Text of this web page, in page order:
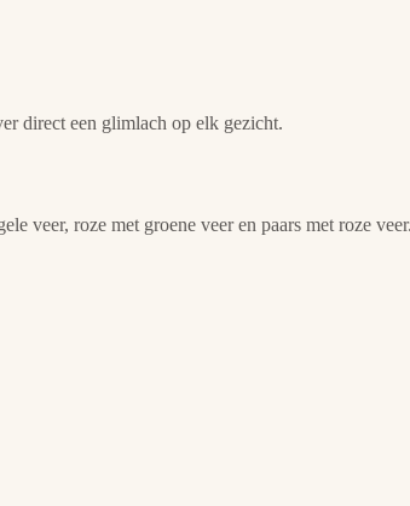
direct een glimlach op elk gezicht.
veer, roze met groene veer en paars met roze